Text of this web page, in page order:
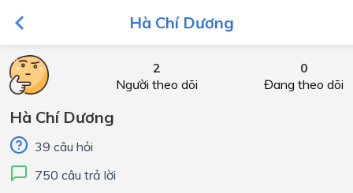
Hà Chí Dương
2
Người theo dõi
0
Đang theo dõi
Hà Chí Dương
39 câu hỏi
750 câu trả lời